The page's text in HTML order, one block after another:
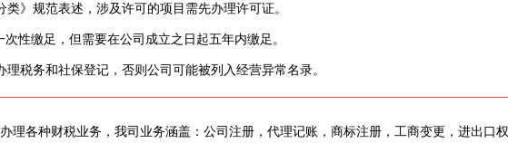
规范表述，涉及许可的项目需先办理许可证。
缴足，但需要在公司成立之日起五年内缴足。
务和社保登记，否则公司可能被列入经营异常名录。
办理各种财税业务，我司业务涵盖：公司注册，代理记账，商标注册，工商变更，进出口